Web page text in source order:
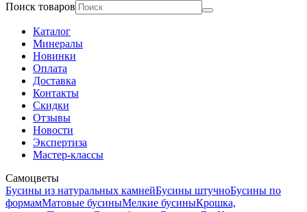
Поиск товаров
Каталог
Минералы
Новинки
Оплата
Доставка
Контакты
Скидки
Отзывы
Новости
Экспертиза
Мастер-классы
Самоцветы
Бусины из натуральных камнейБусины штучноБусины по
формамМатовые бусиныМелкие бусиныКрошка,